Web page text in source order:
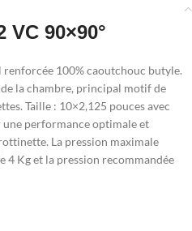
VC 90×90°
renforcée 100% caoutchouc butyle.
la chambre, principal motif de
Taille : 10×2,125 pouces avec
une performance optimale et
La pression maximale
4 Kg et la pression recommandée